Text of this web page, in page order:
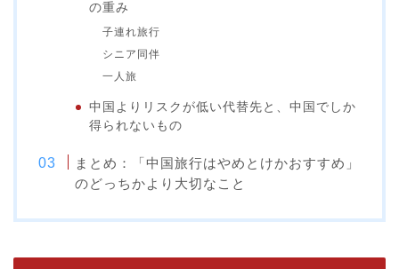
の重み
子連れ旅行
シニア同伴
一人旅
中国よりリスクが低い代替先と、中国でしか
得られないもの
まとめ：「中国旅行はやめとけかおすすめ」
のどっちかより大切なこと